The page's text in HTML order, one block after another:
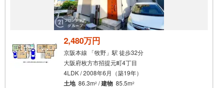
2,480万円
京阪本線 「牧野」駅 徒歩32分
大阪府枚方市招提元町4丁目
4LDK / 2008年6月（築19年）
土地 86.3m2 /建物 85.5m2